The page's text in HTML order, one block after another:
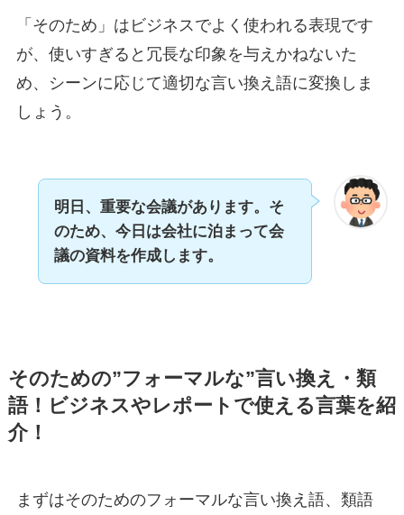
「そのため」はビジネスでよく使われる表現です
が、使いすぎると冗長な印象を与えかねないた
め、シーンに応じて適切な言い換え語に変換しま
しょう。
明日、重要な会議があります。そ
のため、今日は会社に泊まって会
議の資料を作成します。
そのための”フォーマルな”言い換え・類
語！ビジネスやレポートで使える言葉を紹
介！
まずはそのためのフォーマルな言い換え語、類語